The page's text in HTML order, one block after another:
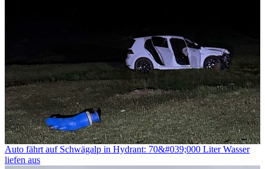
Auto fährt auf Schwägalp in Hydrant: 70&#039;000 Liter Wasser
liefen aus